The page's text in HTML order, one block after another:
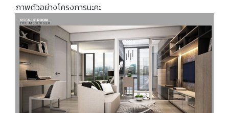
ภาพตัวอย่างโครงการนะคะ